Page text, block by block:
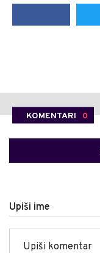
KOMENTARI 0
Upiši ime